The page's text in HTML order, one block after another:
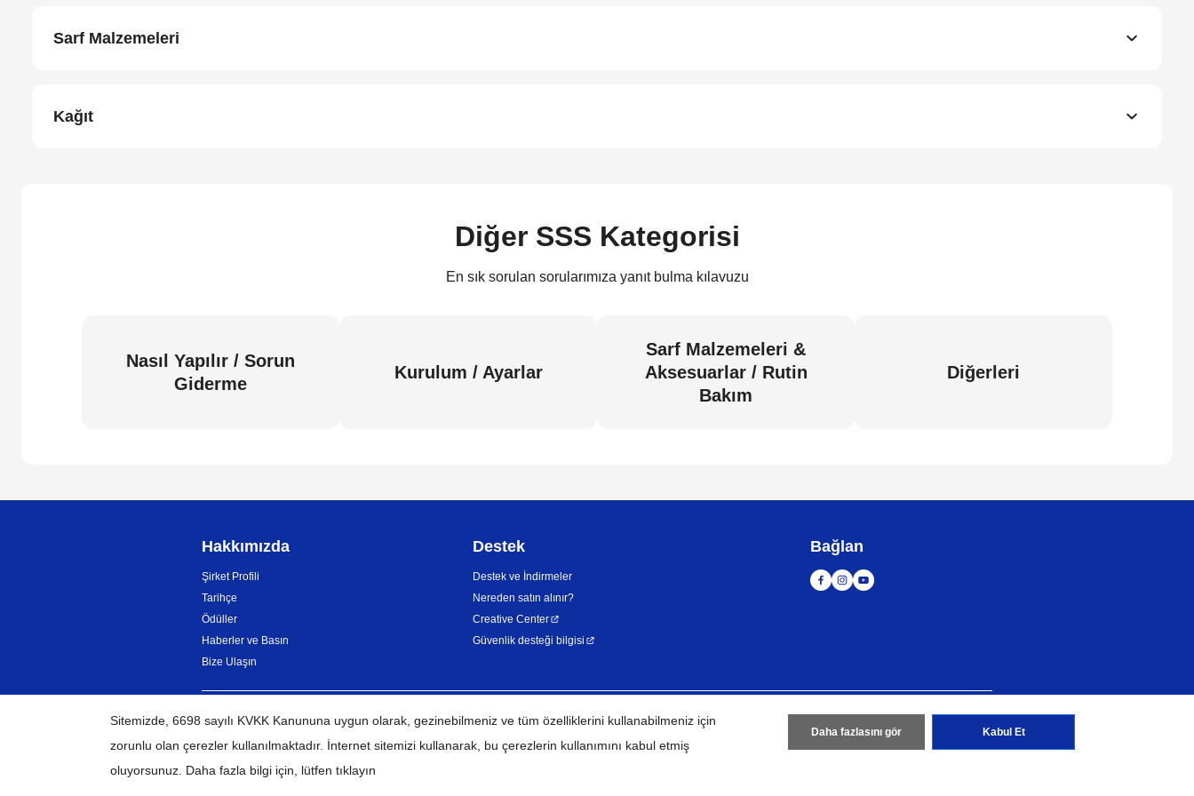
Sarf Malzemeleri
Kağıt
Diğer SSS Kategorisi
En sık sorulan sorularımıza yanıt bulma kılavuzu
Nasıl Yapılır / Sorun
Giderme
Kurulum / Ayarlar
Sarf Malzemeleri &
Aksesuarlar / Rutin
Bakım
Diğerleri
Hakkımızda
Şirket Profili
Tarihçe
Ödüller
Haberler ve Basın
Bize Ulaşın
Destek
Destek ve İndirmeler
Nereden satın alınır?
Creative Center
Güvenlik desteği bilgisi
Bağlan
TÜRKİYE Küresel Ağ KVKK Kullanım Koşulları
BROTHER INTERNATIONAL (GULF) FZE Tüm Hakları Saklıdır
Sitemizde, 6698 sayılı KVKK Kanununa uygun olarak, gezinebilmeniz ve tüm özelliklerini kullanabilmeniz için
zorunlu olan çerezlerkullanılmaktadır. İnternet sitemizi kullanarak, bu çerezlerin kullanımını kabul etmiş
oluyorsunuz. Daha fazla bilgi için, lütfen tıklayın
Daha fazlasını gör Kabul Et